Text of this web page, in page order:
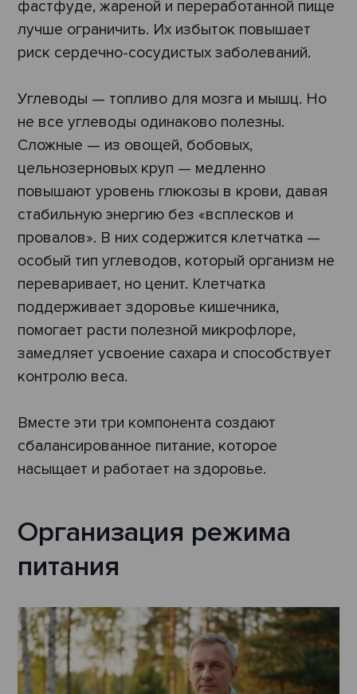
фастфуде, жареной и переработанной пище
лучше ограничить. Их избыток повышает
риск сердечно-сосудистых заболеваний.
Углеводы — топливо для мозга и мышц. Но
не все углеводы одинаково полезны.
Сложные — из овощей, бобовых,
цельнозерновых круп — медленно
повышают уровень глюкозы в крови, давая
стабильную энергию без «всплесков и
провалов». В них содержится клетчатка —
особый тип углеводов, который организм не
переваривает, но ценит. Клетчатка
поддерживает здоровье кишечника,
помогает расти полезной микрофлоре,
замедляет усвоение сахара и способствует
контролю веса.
Вместе эти три компонента создают
сбалансированное питание, которое
насыщает и работает на здоровье.
Организация режима
питания